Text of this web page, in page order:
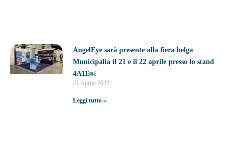
AngelEye sarà presente alla fiera belga
Municipalia il 21 e il 22 aprile presso lo stand
4A11￼
21 Aprile 2022
Leggi tutto »